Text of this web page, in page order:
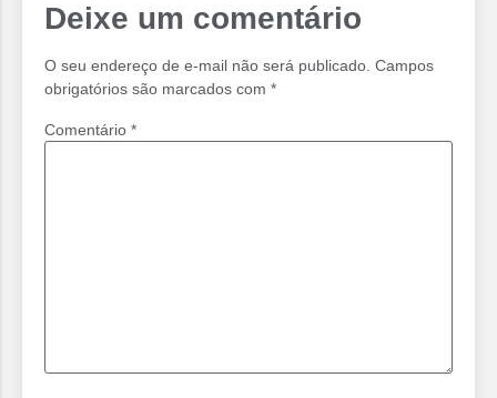
Deixe um comentário
O seu endereço de e-mail não será publicado. Campos
obrigatórios são marcados com *
Comentário *